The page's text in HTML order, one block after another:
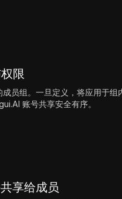
限
员组。一旦定义，将应用于组
账号共享安全有序。
享给成员